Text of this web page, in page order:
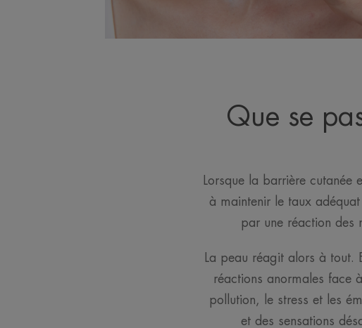
Que se
Lorsque la barrière
à maintenir le taux
par une réaction des
La peau réagit alors à tout.
réactions anormales face
pollution, le stress et les
et des sensations